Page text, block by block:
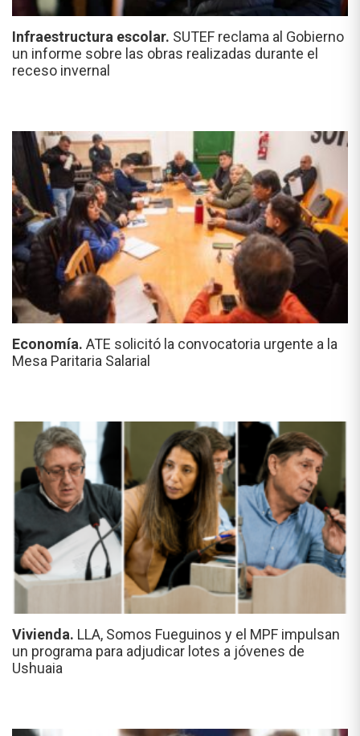
Infraestructura escolar. SUTEF reclama al Gobierno
un informe sobre las obras realizadas durante el
receso invernal
Economía. ATE solicitó la convocatoria urgente a la
Mesa Paritaria Salarial
Vivienda. LLA, Somos Fueguinos y el MPF impulsan
un programa para adjudicar lotes a jóvenes de
Ushuaia